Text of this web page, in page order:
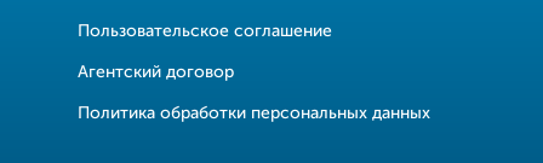
Пользовательское соглашение
Агентский договор
Политика обработки персональных данных